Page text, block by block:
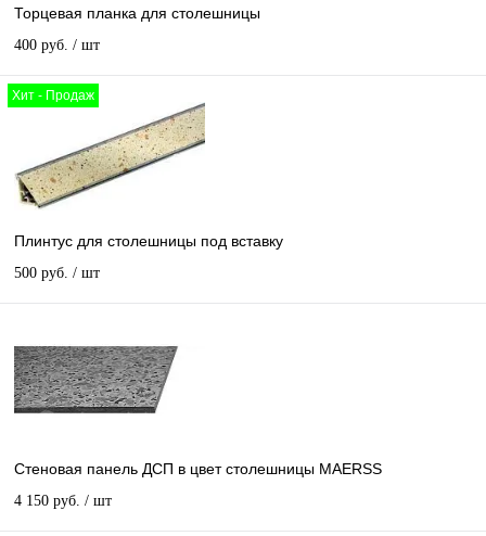
Торцевая планка для столешницы
400 руб. / шт
Хит - Продаж
Плинтус для столешницы под вставку
500 руб. / шт
Стеновая панель ДСП в цвет столешницы MAERSS
4 150 руб. / шт